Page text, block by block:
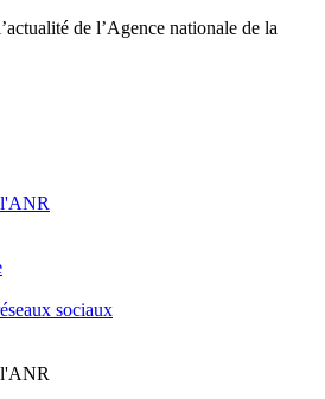
de l’Agence nationale de la
sociaux